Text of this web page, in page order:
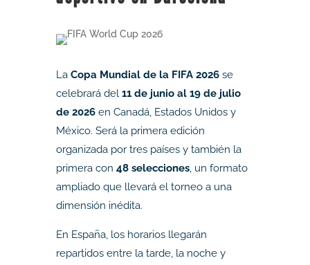
La Copa Mundial de la FIFA 2026se
celebrará del 11 de junio al 19 de julio
de 2026en Canadá, Estados Unidos y
México. Será la primera edición
organizada por tres países y también la
primera con 48 selecciones, un formato
ampliado que llevará el torneo a una
dimensión inédita.
En España, los horarios llegarán
repartidos entre la tarde, la noche y